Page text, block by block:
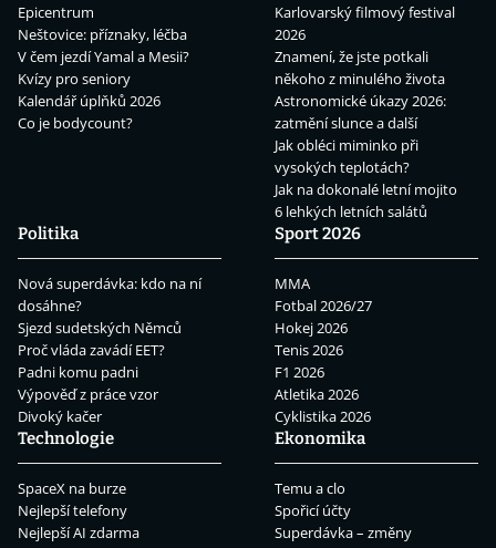
Epicentrum
Neštovice: příznaky, léčba
V čem jezdí Yamal a Mesii?
Kvízy pro seniory
Kalendář úplňků 2026
Co je bodycount?
Karlovarský filmový festival
2026
Znamení, že jste potkali
někoho z minulého života
Astronomické úkazy 2026:
zatmění slunce a další
Jak obléci miminko při
vysokých teplotách?
Jak na dokonalé letní mojito
6 lehkých letních salátů
Politika
Nová superdávka: kdo na ní
dosáhne?
Sjezd sudetských Němců
Proč vláda zavádí EET?
Padni komu padni
Výpověď z práce vzor
Divoký kačer
Sport 2026
MMA
Fotbal 2026/27
Hokej 2026
Tenis 2026
F1 2026
Atletika 2026
Cyklistika 2026
Technologie
SpaceX na burze
Nejlepší telefony
Nejlepší AI zdarma
Ekonomika
Temu a clo
Spořicí účty
Superdávka – změny